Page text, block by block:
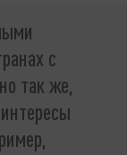
с
так же,